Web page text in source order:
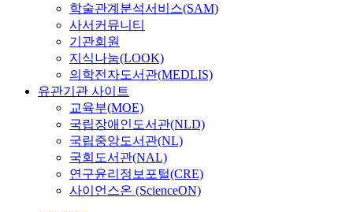
학술관계분석서비스(SAM)
사서커뮤니티
기관회원
지식나눔(LOOK)
의학전자도서관(MEDLIS)
유관기관 사이트
교육부(MOE)
국립장애인도서관(NLD)
국립중앙도서관(NL)
국회도서관(NAL)
연구윤리정보포털(CRE)
사이언스온 (ScienceON)